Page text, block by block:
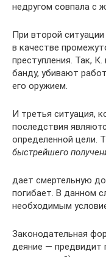
недругом совпала с
При второй
в качестве
преступления. Так,
банду, убивают
его оружием.
И третья ситуация,
последствия
определенной цели.
быстрейшего
дает смертельную
погибает. В данном
необходимым
Законодательная
деяние — предвидит